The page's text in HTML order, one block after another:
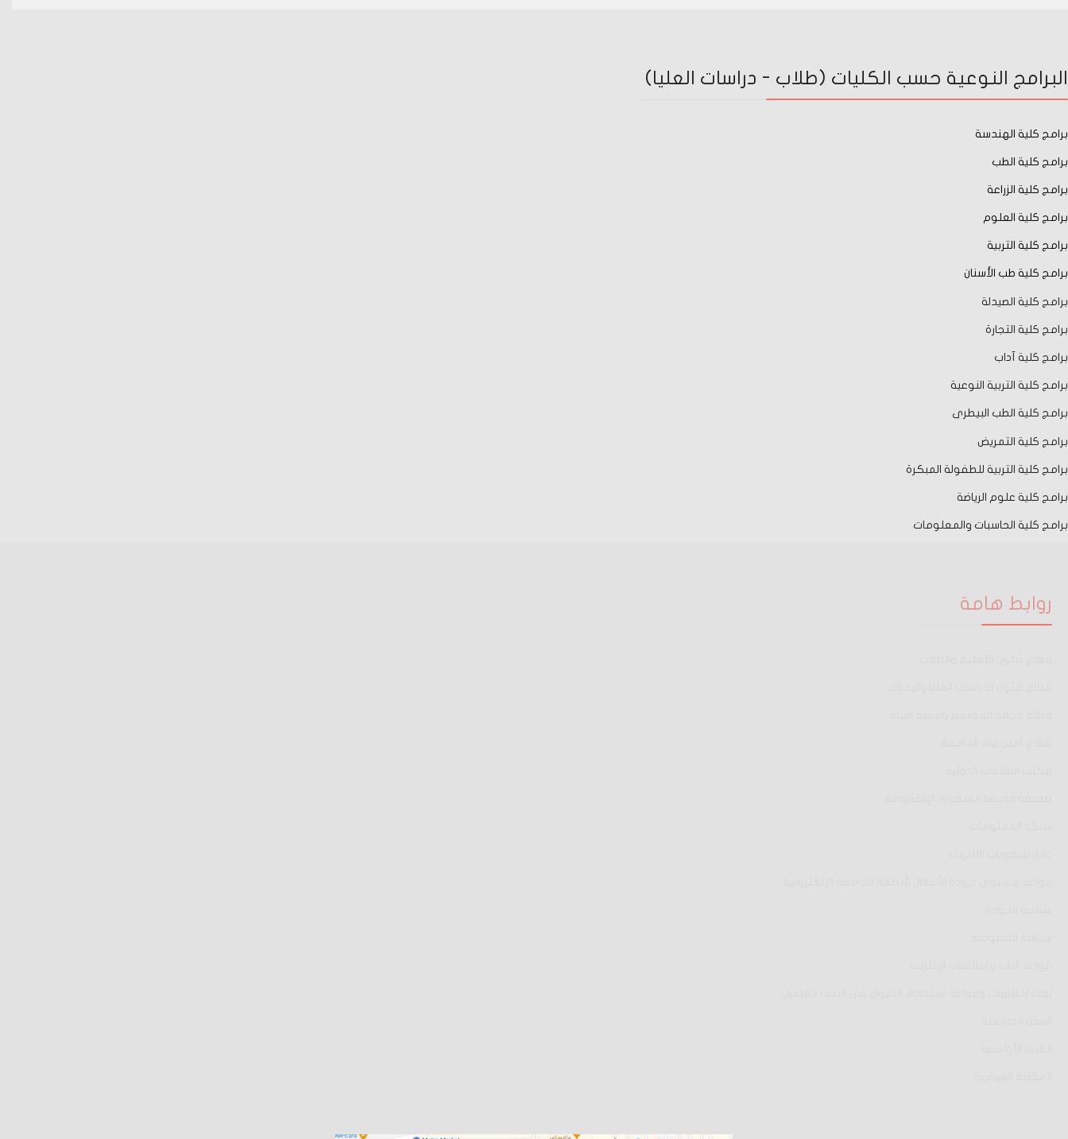
البرامج النوعية حسب الكليات (طلاب - دراسات العليا)
برامج كلية الهندسة
برامج كلية الطب
برامج كلية الزراعة
برامج كلية العلوم
برامج كلية التربية
برامج كلية طب الأسنان
برامج كلية الصيدلة
برامج كلية التجارة
برامج كلية آداب
برامج كلية التربية النوعية
برامج كلية الطب البيطرى
برامج كلية التمريض
برامج كلية التربية للطفولة المبكرة
برامج كلية علوم الرياضة
برامج كلية الحاسبات والمعلومات
روابط هامة